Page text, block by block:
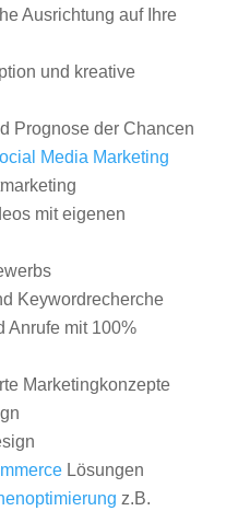
Ausrichtung auf Ihre
und kreative
Prognose der Chancen
Media Marketing
mit eigenen
Keywordrecherche
Anrufe mit 100%
Marketingkonzepte
Lösungen
z.B.